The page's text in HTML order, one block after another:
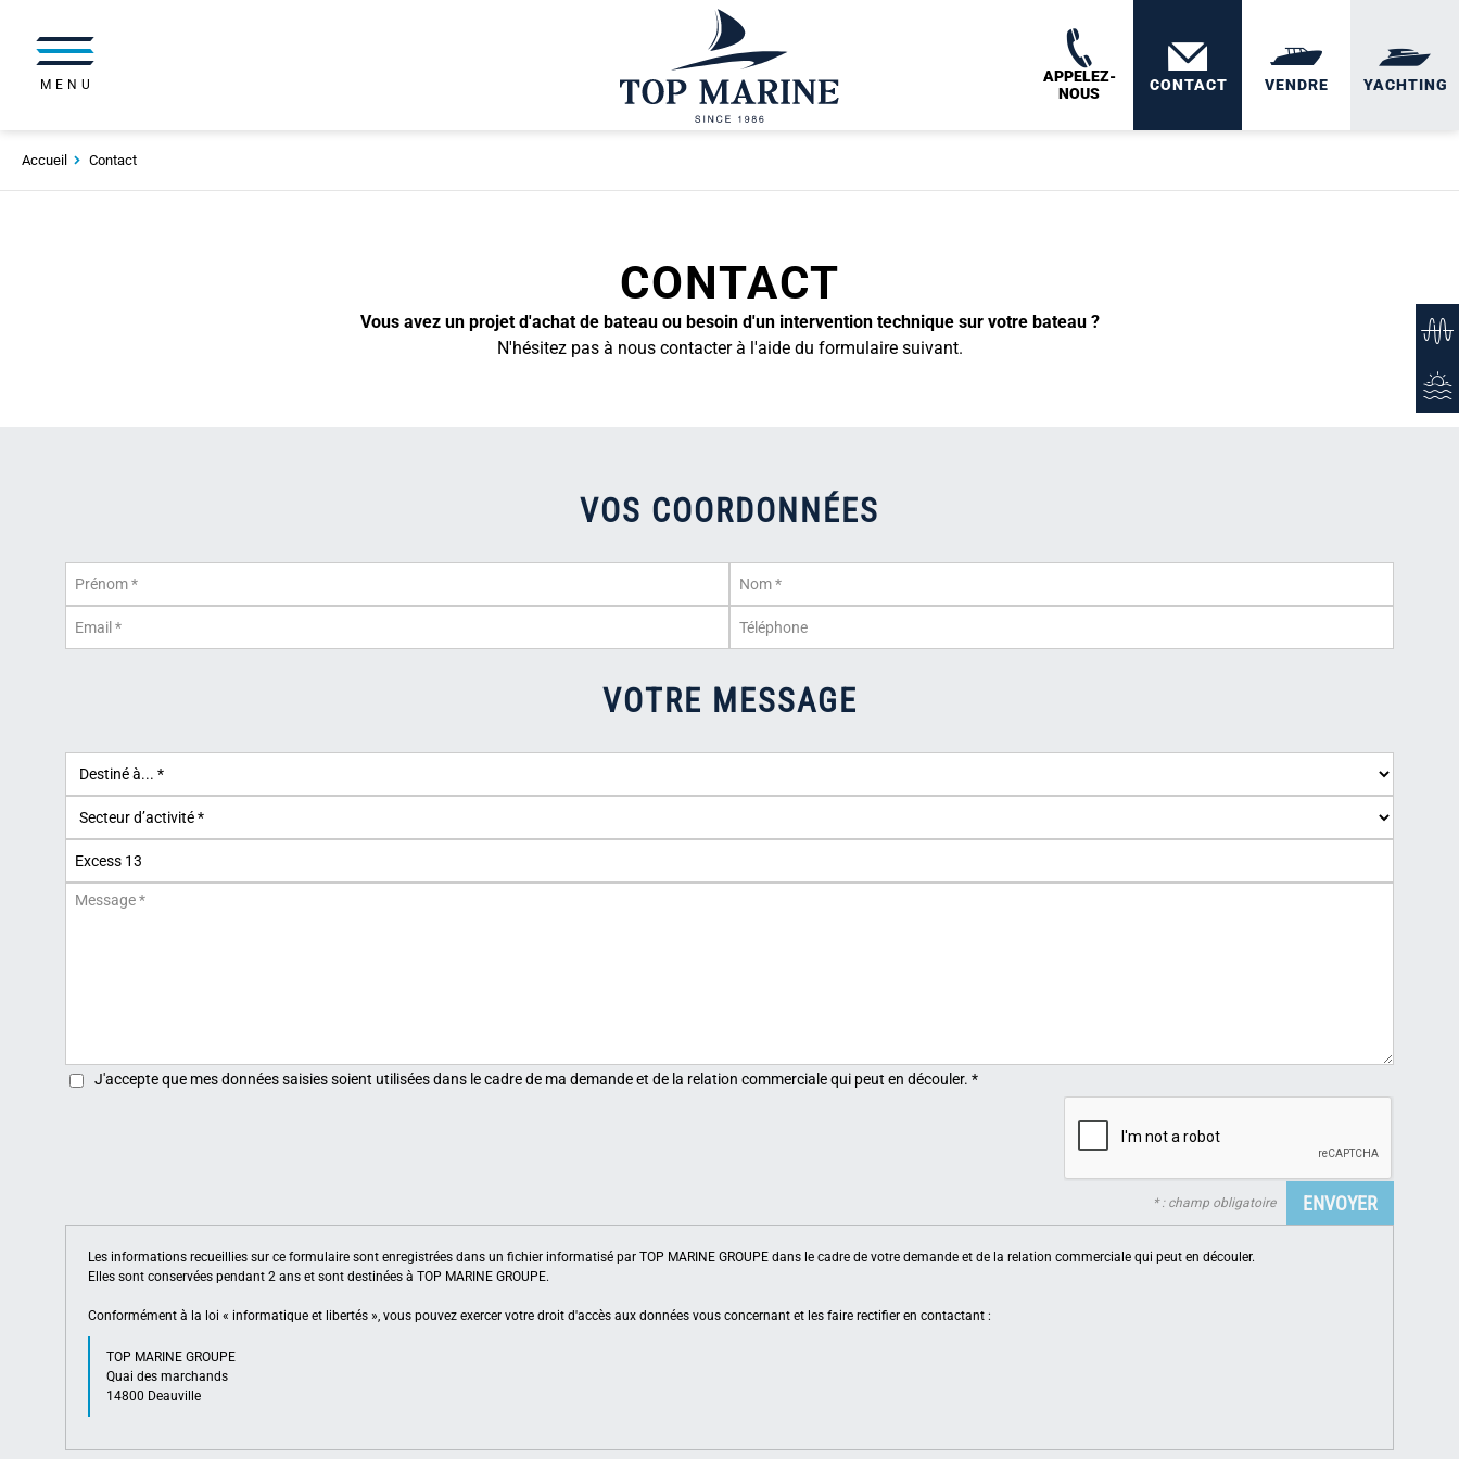
MENU
APPELEZ-
NOUS
CONTACT VENDRE YACHTING
Accueil Contact
CONTACT
Vous avez un projet d'achat de bateau ou besoin d'un intervention technique sur votre bateau ?
N'hésitez pas à nous contacter à l'aide du formulaire suivant.
VOS COORDONNÉES
VOTRE MESSAGE
J'accepte que mes données saisies soient utilisées dans le cadre de ma demande et de la relation commerciale qui peut en découler. *
* : champ obligatoire
Les informations recueillies sur ce formulaire sont enregistrées dans un fichier informatisé par TOP MARINE GROUPE dans le cadre de votre demande et de la relation commerciale qui peut en découler.
Elles sont conservées pendant 2 ans et sont destinées à TOP MARINE GROUPE.
Conformément à la loi « informatique et libertés », vous pouvez exercer votre droit d'accès aux données vous concernant et les faire rectifier en contactant :
TOP MARINE GROUPE
Quai des marchands
14800 Deauville